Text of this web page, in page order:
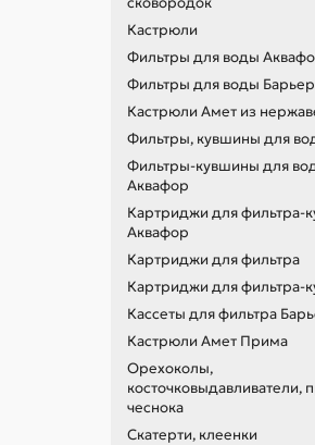
Кастрюли
Фильтры для воды
Фильтры для воды Барьер
Кастрюли Амет из
Фильтры, кувшины для
Фильтры-кувшины для
Аквафор
Картриджи для фильтра-
Аквафор
Картриджи для фильтра
Картриджи для фильтра-
Кассеты для фильтра
Кастрюли Амет Прима
Орехоколы,
косточковыдавливатели,
чеснока
Скатерти, клеенки